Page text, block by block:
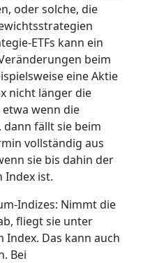
oder solche, die
ETFs kann ein
beim
eine Aktie
nicht länger die
wenn die
fällt sie beim
vollständig aus
sie bis dahin der
Index ist.
Indizes: Nimmt die
fliegt sie unter
Index. Das kann auch
Bei